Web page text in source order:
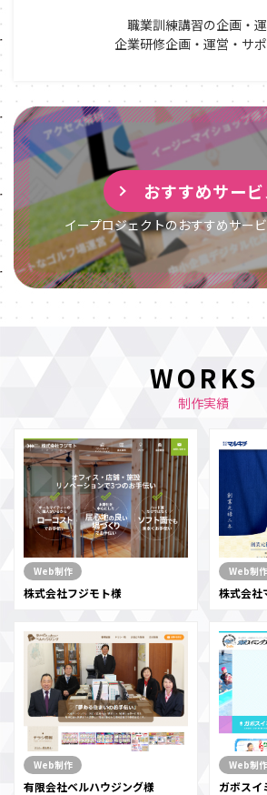
職業訓練講習の企画・
企業研修企画・運営・サ
おすすめサー
イープロジェクトのおすすめサー
WORKS
制作実績
Web制作
株式会社フジモト様
Web制作
株式会社
Web制作
有限会社ベルハウジング様
Web制作
ガボスイ